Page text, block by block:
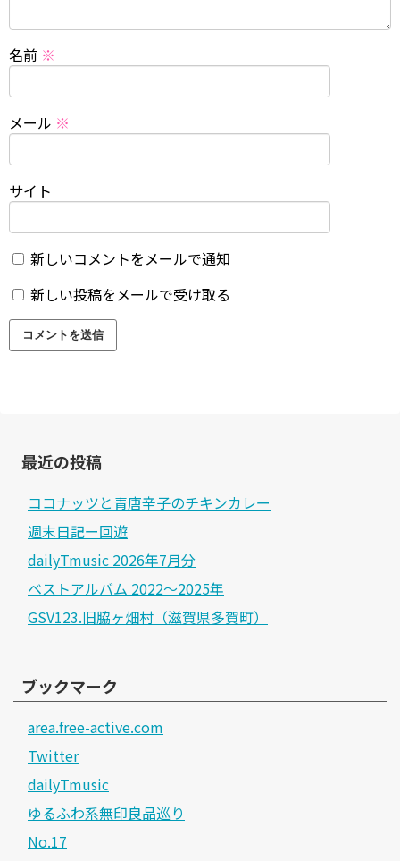
名前 ※
メール ※
サイト
新しいコメントをメールで通知
新しい投稿をメールで受け取る
最近の投稿
ココナッツと青唐辛子のチキンカレー
週末日記ー回遊
dailyTmusic 2026年7月分
ベストアルバム 2022～2025年
GSV123.旧脇ヶ畑村（滋賀県多賀町）
ブックマーク
area.free-active.com
Twitter
dailyTmusic
ゆるふわ系無印良品巡り
No.17